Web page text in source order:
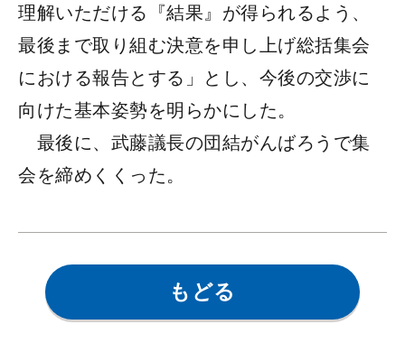
理解いただける『結果』が得られるよう、
最後まで取り組む決意を申し上げ総括集会
における報告とする」とし、今後の交渉に
向けた基本姿勢を明らかにした。
最後に、武藤議長の団結がんばろうで集
会を締めくくった。
もどる